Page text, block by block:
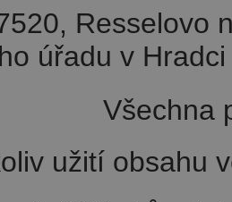
Resselovo
úřadu v
Všechna
užití obsahu